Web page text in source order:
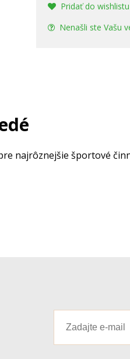
Pridať do wishlistu
Nenašli ste Vašu
najrôznejšie športové